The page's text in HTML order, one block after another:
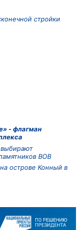
стройки
- флагман
ВОВ
острове Конный в